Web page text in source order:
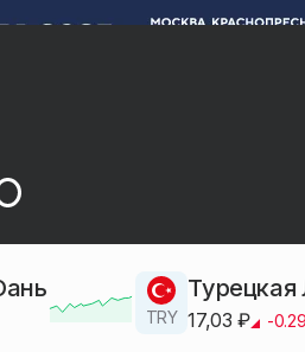
TRY
Турецкая
17,03 ₽ -0.29